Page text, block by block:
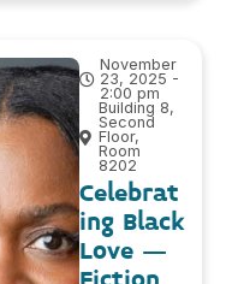
November
23, 2025 -
2:00 pm
Building 8,
Second
Floor,
Room
8202
Celebrat
ing Black
Love –